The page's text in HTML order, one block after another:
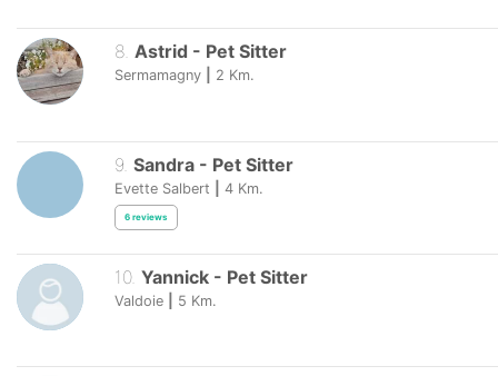
8. Astrid - Pet Sitter
Sermamagny 2 Km.
9 Sandra - Pet Sitter
Evette Salbert 4 Km.
6 reviews
10. Yannick - Pet Sitter
Valdoie 5 Km.